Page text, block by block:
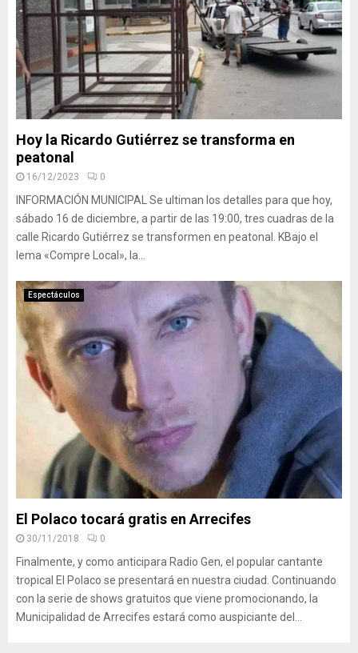
Hoy la Ricardo Gutiérrez se transforma en
peatonal
16/12/2023 0
INFORMACIÓN MUNICIPAL Se ultiman los detalles para que hoy,
sábado 16 de diciembre, a partir de las 19:00, tres cuadras de la
calle Ricardo Gutiérrez se transformen en peatonal. KBajo el
lema «Compre Local», la...
Espectáculos
El Polaco tocará gratis en Arrecifes
30/11/2018 0
Finalmente, y como anticipara Radio Gen, el popular cantante
tropical El Polaco se presentará en nuestra ciudad. Continuando
con la serie de shows gratuitos que viene promocionando, la
Municipalidad de Arrecifes estará como auspiciante del...